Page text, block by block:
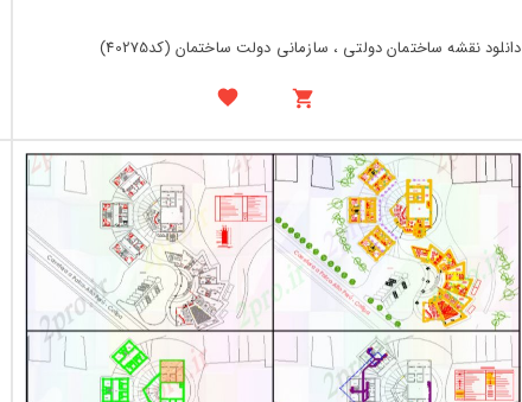
دانلود نقشه ساختمان دولتی ، سازمانی دولت ساختمان (کد40275)